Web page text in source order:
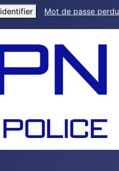
Mot de passe perdu